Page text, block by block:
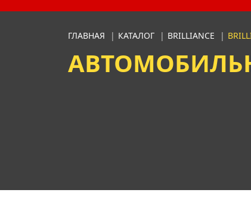
ГЛАВНАЯ | КАТАЛОГ | BRILLIANCE |